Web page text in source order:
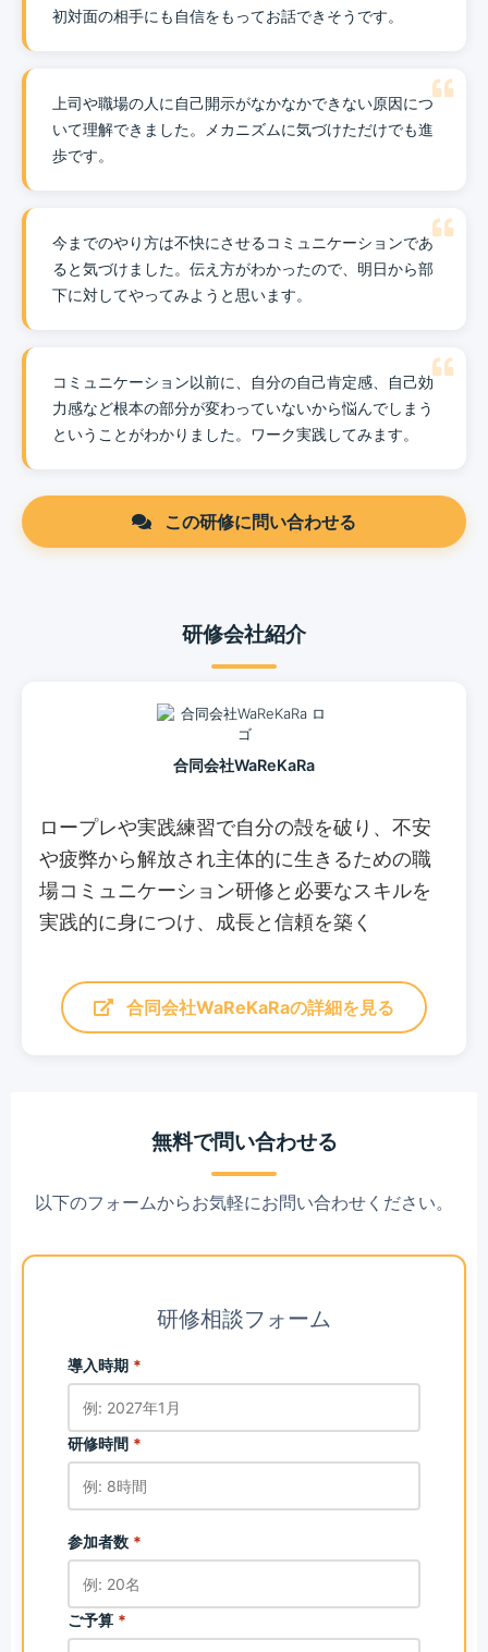
初対面の相手にも自信をもってお話できそうです。
上司や職場の人に自己開示がなかなかできない原因につ
いて理解できました。メカニズムに気づけただけでも進
歩です。
今までのやり方は不快にさせるコミュニケーションであ
ると気づけました。伝え方がわかったので、明日から部
下に対してやってみようと思います。
コミュニケーション以前に、自分の自己肯定感、自己効
力感など根本の部分が変わっていないから悩んでしまう
ということがわかりました。ワーク実践してみます。
この研修に問い合わせる
研修会社紹介
合同会社WaReKaRa
ロープレや実践練習で自分の殻を破り、不安
や疲弊から解放され主体的に生きるための職
場コミュニケーション研修と必要なスキルを
実践的に身につけ、成長と信頼を築く
合同会社WaReKaRaの詳細を見る
無料で問い合わせる
以下のフォームからお気軽にお問い合わせください。
研修相談フォーム
導入時期 *
研修時間 *
参加者数 *
ご予算 *